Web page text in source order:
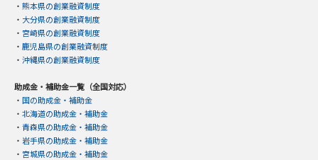
・ 熊本県の創業融資制度
・ 大分県の創業融資制度
・ 宮崎県の創業融資制度
・ 鹿児島県の創業融資制度
・ 沖縄県の創業融資制度
助成金・補助金一覧（全国対応）
・ 国の助成金・補助金
・ 北海道の助成金・補助金
・ 青森県の助成金・補助金
・ 岩手県の助成金・補助金
・ 宮城県の助成金・補助金